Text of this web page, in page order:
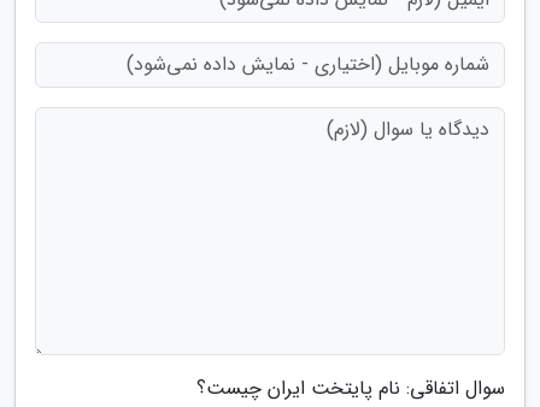
سوال اتفاقی: نام پایتخت ایران چیست؟